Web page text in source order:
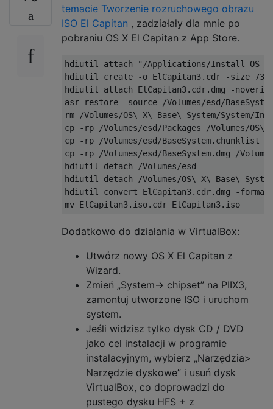
temacie Tworzenie rozruchowego obrazu
ISO El Capitan , zadziałały dla mnie po
pobraniu OS X El Capitan z App Store.
hdiutil attach "/Applications/Install OS X El
hdiutil create -o ElCapitan3.cdr -size
hdiutil attach ElCapitan3.cdr.dmg -
asr restore -source /Volumes/esd/
rm /Volumes/OS\ X\ Base\ System/System/
cp -rp /Volumes/esd/Packages /Volumes/
cp -rp /Volumes/esd/BaseSystem.chunklist /
cp -rp /Volumes/esd/BaseSystem.dmg /
hdiutil detach /Volumes/esd
hdiutil detach /Volumes/OS\ X\ Base\
hdiutil convert ElCapitan3.cdr.dmg -format
Dodatkowo do działania w VirtualBox:
Utwórz nowy OS X El Capitan z
Wizard.
Zmień „System-> chipset” na PIIX3,
zamontuj utworzone ISO i uruchom
system.
Jeśli widzisz tylko dysk CD / DVD
jako cel instalacji w programie
instalacyjnym, wybierz „Narzędzia>
Narzędzie dyskowe” i usuń dysk
VirtualBox, co doprowadzi do
pustego dysku HFS + z